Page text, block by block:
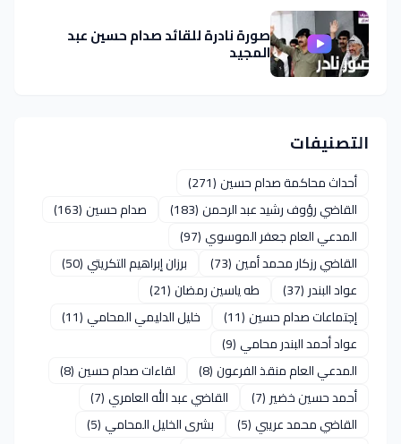
صورة نادرة للقائد صدام حسين عبد
المجيد
التصنيفات
أحداث محاكمة صدام حسين(271)
القاضي رؤوف رشيد عبد الرحمن(183) صدام حسين(163)
المدعي العام جعفر الموسوي(97)
القاضي رزكار محمد أمين(73) برزان إبراهيم التكريتي (50)
عواد البندر (37) طه ياسين رمضان(21)
إجتماعات صدام حسين(11) خليل الدليمي المحامي (11)
عواد أحمد البندر محامي (9)
المدعي العام منقذ الفرعون(8) لقاءات صدام حسين(8)
أحمد حسين خضير (7) القاضي عبد الله العامري(7)
القاضي محمد عريبي (5) بشرى الخليل المحامي (5)